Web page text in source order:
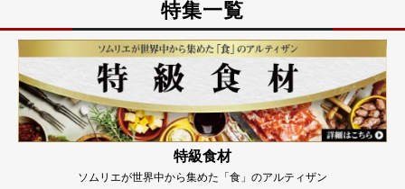
特集一覧
特級食材
ソムリエが世界中から集めた「食」のアルティザン